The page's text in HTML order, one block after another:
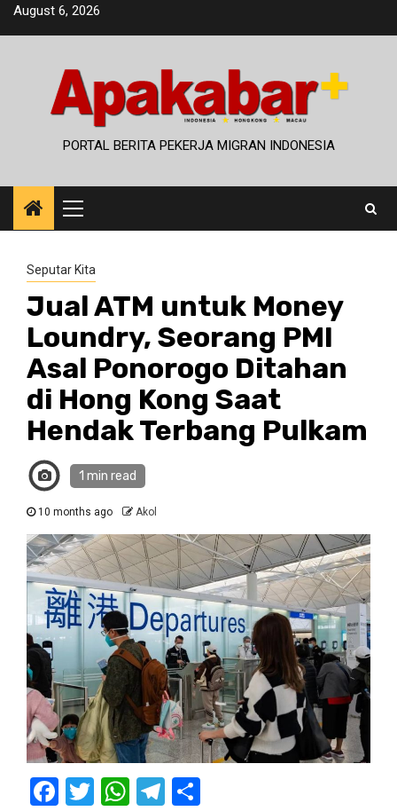
SkipAugust 6, 2026
PORTAL BERITA PEKERJA MIGRAN INDONESIA
Primary
Menu
Seputar Kita
Jual ATM untuk Money
Loundry, Seorang PMI
Asal Ponorogo Ditahan
di Hong Kong Saat
Hendak Terbang Pulkam
1 min read
10 months ago Akol
Facebook
Twitter
WhatsApp
Telegram